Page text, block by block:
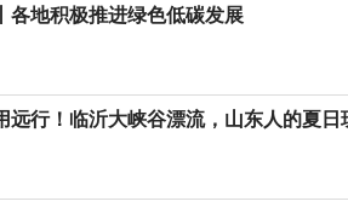
各地积极推进绿色低碳发展
远行！临沂大峡谷漂流，山东人的夏日